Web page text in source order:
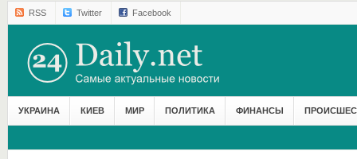
RSS Twitter Facebook
УКРАИНА КИЕВ МИР ПОЛИТИКА ФИНАНСЫ